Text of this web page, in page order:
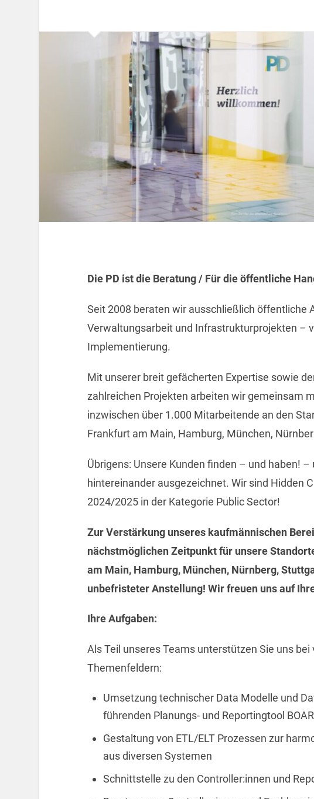
Die PD ist die Beratung / Für die öffentliche
Seit 2008 beraten wir ausschließlich öffentliche
Verwaltungsarbeit und Infrastrukturprojekten –
Implementierung.
Mit unserer breit gefächerten Expertise sowie
zahlreichen Projekten arbeiten wir gemeinsam
inzwischen über 1.000 Mitarbeitende an den
Frankfurt am Main, Hamburg, München,
Übrigens: Unsere Kunden finden – und haben!
hintereinander ausgezeichnet. Wir sind Hidden
2024/2025 in der Kategorie Public Sector!
Zur Verstärkung unseres kaufmännischen
nächstmöglichen Zeitpunkt für unsere
am Main, Hamburg, München, Nürnberg,
unbefristeter Anstellung! Wir freuen uns auf
Ihre Aufgaben:
Als Teil unseres Teams unterstützen Sie uns bei
Themenfeldern:
Umsetzung technischer Data Modelle und
führenden Planungs- und Reportingtool
Gestaltung von ETL/ELT Prozessen zur
aus diversen Systemen
Schnittstelle zu den Controller:innen und